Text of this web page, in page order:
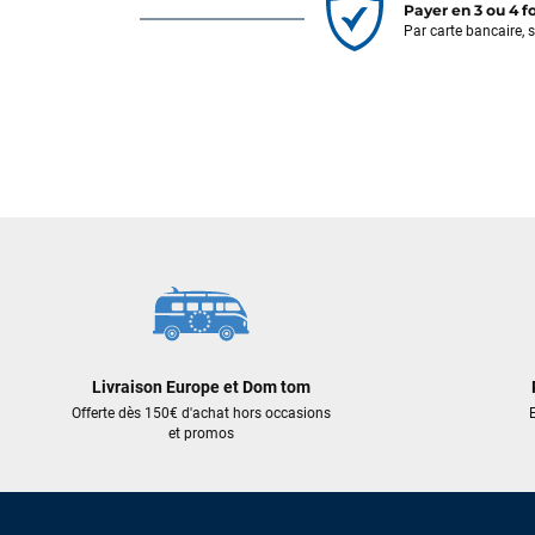
Payer en 3 ou 4
Par carte bancaire,
Livraison Europe et Dom tom
Offerte dès 150€ d'achat hors occasions
et promos